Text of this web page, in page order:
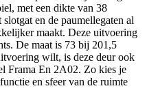
met een dikte van 38
en de paumellegaten al
maakt. Deze uitvoering
De maat is 73 bij 201,5
wilt, is deze deur ook
Frama En 2A02. Zo kies je
en sfeer van de ruimte